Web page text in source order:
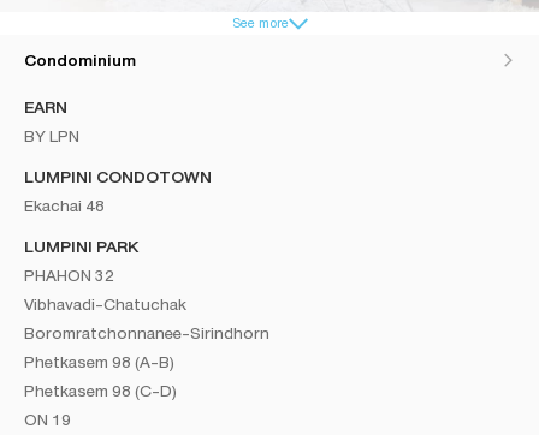
See more
Condominium
EARN
BY LPN
LUMPINI CONDOTOWN
Ekachai 48
LUMPINI PARK
PHAHON 32
Vibhavadi-Chatuchak
Boromratchonnanee-Sirindhorn
Phetkasem 98 (A-B)
Phetkasem 98 (C-D)
ON 19